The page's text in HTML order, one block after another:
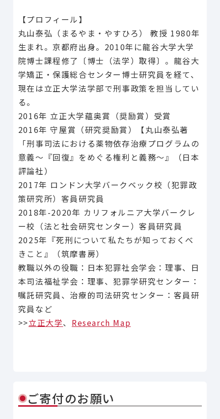
【プロフィール】
丸山泰弘（まるやま・やすひろ） 教授 1980年
生まれ。京都府出身。2010年に龍谷大学大学
院博士課程修了〔博士（法学）取得〕。龍谷大
学矯正・保護総合センター博士研究員を経て、
現在は立正大学法学部で刑事政策を担当してい
る。
2016年 立正大学蘊奥賞（奨励賞）受賞
2016年 守屋賞（研究奨励賞）【丸山泰弘著
「刑事司法における薬物依存治療プロ​​グラムの
意義〜『回復』をめぐる権利と義務～』（日本
評論社）
2017年 ロンドン大学バークベック校（犯罪政
策研究所）客員研究員
2018年-2020年 カリフォルニア大学バークレ
ー校（法と社会研究センター）客員研究員
2025年『死刑について私たちが知っておくべ
きこと』（筑摩書房）
教職以外の役職：日本犯罪社会学会：理事、日
本司法福祉学会：理事、犯罪学研究センター：
嘱託研究員、治療的司法研究センター：客員研
究員など
>>立正大学、 Research Map
ご寄付のお願い